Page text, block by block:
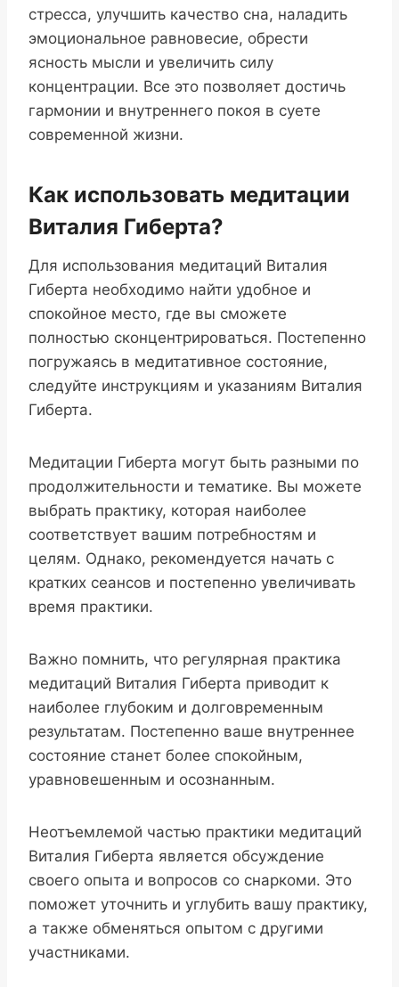
стресса, улучшить качество сна, наладить
эмоциональное равновесие, обрести
ясность мысли и увеличить силу
концентрации. Все это позволяет достичь
гармонии и внутреннего покоя в суете
современной жизни.
Как использовать медитации
Виталия Гиберта?
Для использования медитаций Виталия
Гиберта необходимо найти удобное и
спокойное место, где вы сможете
полностью сконцентрироваться. Постепенно
погружаясь в медитативное состояние,
следуйте инструкциям и указаниям Виталия
Гиберта.
Медитации Гиберта могут быть разными по
продолжительности и тематике. Вы можете
выбрать практику, которая наиболее
соответствует вашим потребностям и
целям. Однако, рекомендуется начать с
кратких сеансов и постепенно увеличивать
время практики.
Важно помнить, что регулярная практика
медитаций Виталия Гиберта приводит к
наиболее глубоким и долговременным
результатам. Постепенно ваше внутреннее
состояние станет более спокойным,
уравновешенным и осознанным.
Неотъемлемой частью практики медитаций
Виталия Гиберта является обсуждение
своего опыта и вопросов со снаркоми. Это
поможет уточнить и углубить вашу практику,
а также обменяться опытом с другими
участниками.